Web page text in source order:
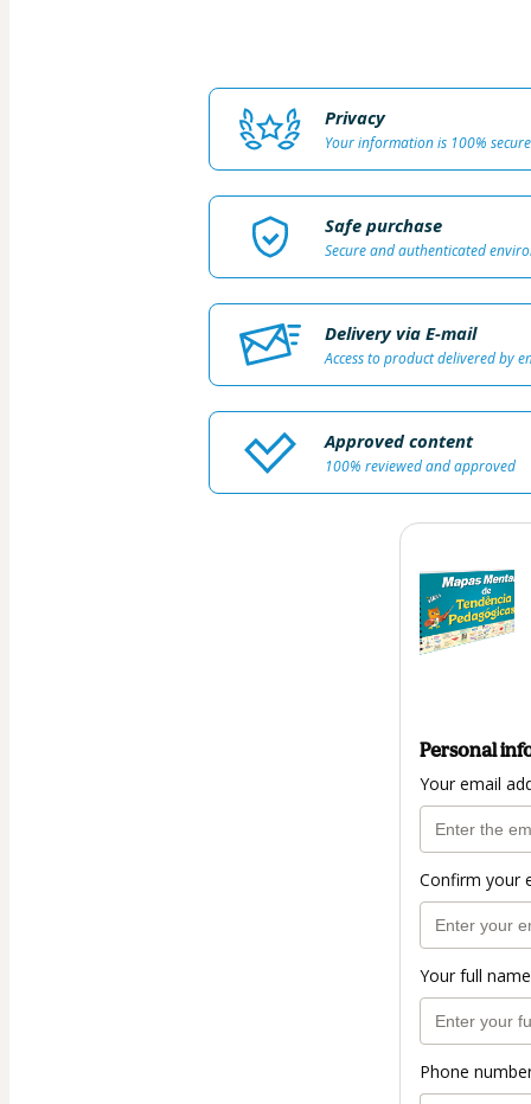
Privacy
Your information is 100% secure
Safe purchase
Secure and authenticated
Delivery via E-mail
Access to product delivered by
Approved content
100% reviewed and approved
Personal
Your email
Confirm your
Your full name
Phone